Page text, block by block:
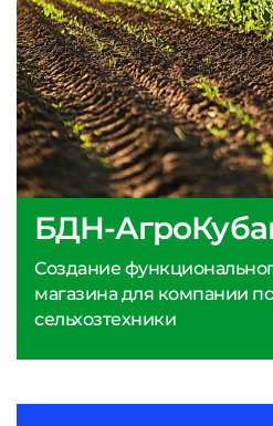
БДН-
Создание
магазина для компании
сельхозтехники